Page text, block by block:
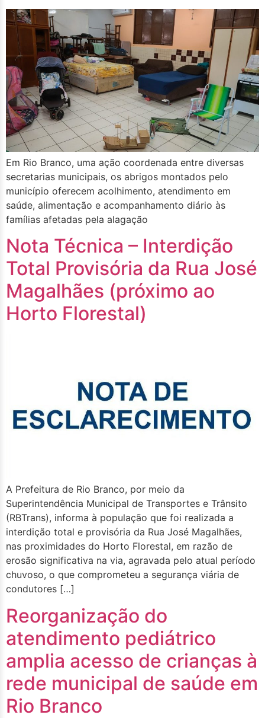
Em Rio Branco, uma ação coordenada entre diversas
secretarias municipais, os abrigos montados pelo
município oferecem acolhimento, atendimento em
saúde, alimentação e acompanhamento diário às
famílias afetadas pela alagação
Nota Técnica – Interdição
Total Provisória da Rua José
Magalhães (próximo ao
Horto Florestal)
A Prefeitura de Rio Branco, por meio da
Superintendência Municipal de Transportes e Trânsito
(RBTrans), informa à população que foi realizada a
interdição total e provisória da Rua José Magalhães,
nas proximidades do Horto Florestal, em razão de
erosão significativa na via, agravada pelo atual período
chuvoso, o que comprometeu a segurança viária de
condutores […]
Reorganização do
atendimento pediátrico
amplia acesso de crianças à
rede municipal de saúde em
Rio Branco